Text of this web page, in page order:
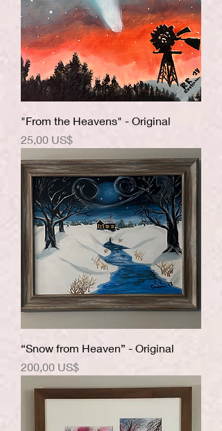
"From the Heavens" - Original
Precio
25,00 US$
“Snow from Heaven” - Original
Precio
200,00 US$